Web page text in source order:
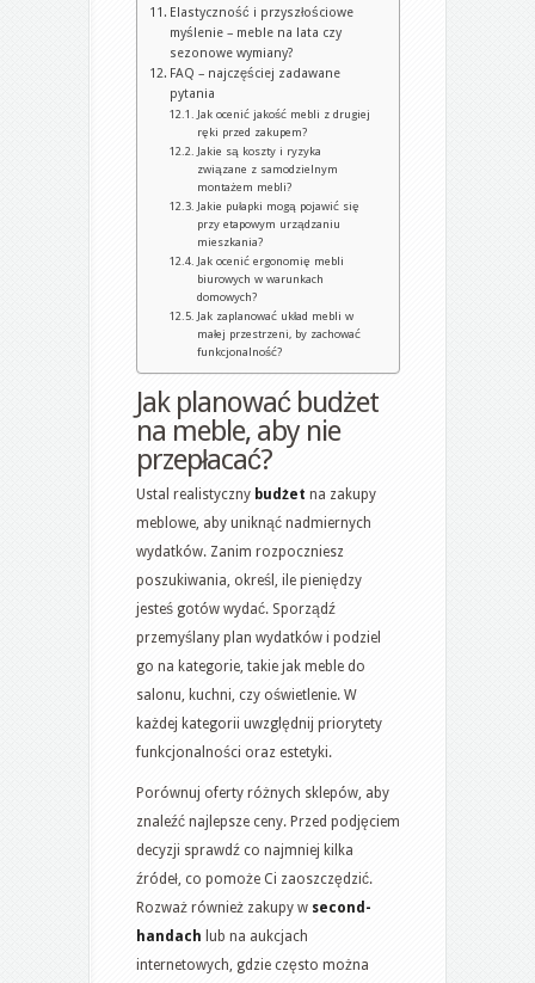
Elastyczność i przyszłościowe
myślenie – meble na lata czy
sezonowe wymiany?
FAQ – najczęściej zadawane
pytania
Jak ocenić jakość mebli z drugiej
ręki przed zakupem?
Jakie są koszty i ryzyka
związane z samodzielnym
montażem mebli?
Jakie pułapki mogą pojawić się
przy etapowym urządzaniu
mieszkania?
Jak ocenić ergonomię mebli
biurowych w warunkach
domowych?
Jak zaplanować układ mebli w
małej przestrzeni, by zachować
funkcjonalność?
Jak planować budżet
na meble, aby nie
przepłacać?
Ustal realistyczny budżet na zakupy
meblowe, aby uniknąć nadmiernych
wydatków. Zanim rozpoczniesz
poszukiwania, określ, ile pieniędzy
jesteś gotów wydać. Sporządź
przemyślany plan wydatków i podziel
go na kategorie, takie jak meble do
salonu, kuchni, czy oświetlenie. W
każdej kategorii uwzględnij priorytety
funkcjonalności oraz estetyki.
Porównuj oferty różnych sklepów, aby
znaleźć najlepsze ceny. Przed podjęciem
decyzji sprawdź co najmniej kilka
źródeł, co pomoże Ci zaoszczędzić.
Rozważ również zakupy w second-
handach lub na aukcjach
internetowych, gdzie często można